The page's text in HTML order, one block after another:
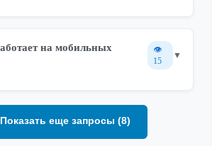
на мобильных
👁️
15
▼
еще запросы (8)